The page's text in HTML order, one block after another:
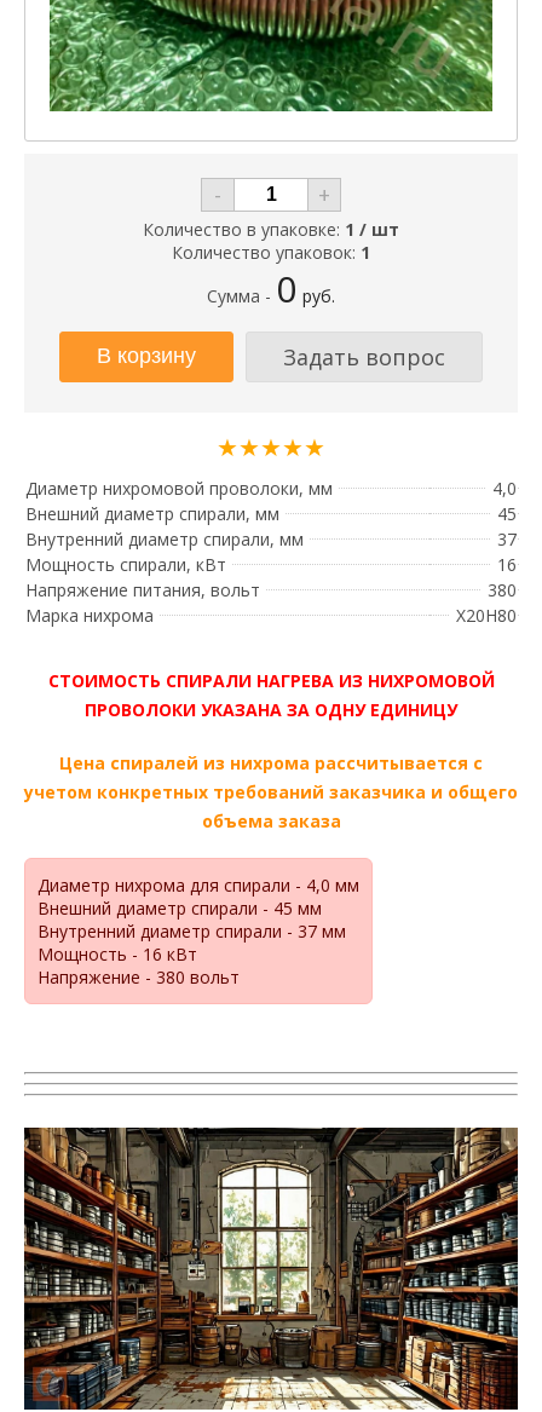
- +
Количество в упаковке: 1 / шт
Количество упаковок: 1
Сумма - 0 руб.
Задать вопрос
★★★★★
Диаметр нихромовой проволоки, мм
4,0
Внешний диаметр спирали, мм
45
Внутренний диаметр спирали, мм
37
Мощность спирали, кВт
16
Напряжение питания, вольт
380
Марка нихрома
Х20Н80
СТОИМОСТЬ СПИРАЛИ НАГРЕВА ИЗ НИХРОМОВОЙ
ПРОВОЛОКИ УКАЗАНА ЗА ОДНУ ЕДИНИЦУ
Цена спиралей из нихрома рассчитывается с
учетом конкретных требований заказчика и общего
объема заказа
Диаметр нихрома для спирали - 4,0 мм
Внешний диаметр спирали - 45 мм
Внутренний диаметр спирали - 37 мм
Мощность - 16 кВт
Напряжение - 380 вольт